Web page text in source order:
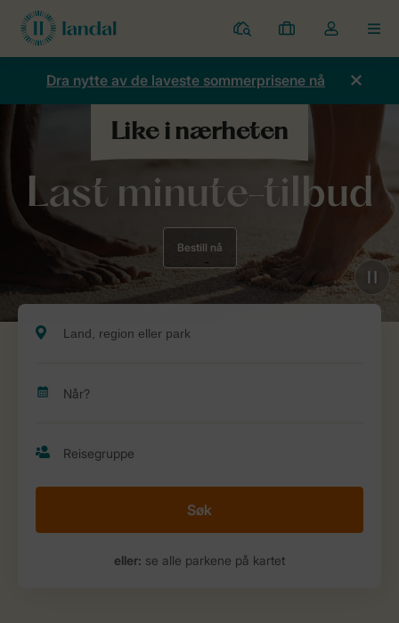
Parker
Mine
bestillinger
Toggle
the
my
Dra nytte av de laveste sommerprisene nå
Last minute-tilbud
Bestill nå
Søk
eller: se alle parkene på kartet